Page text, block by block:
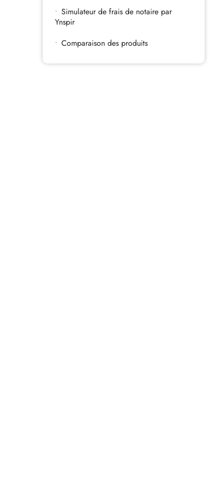
Simulateur de frais de notaire par
Ynspir
Comparaison des produits